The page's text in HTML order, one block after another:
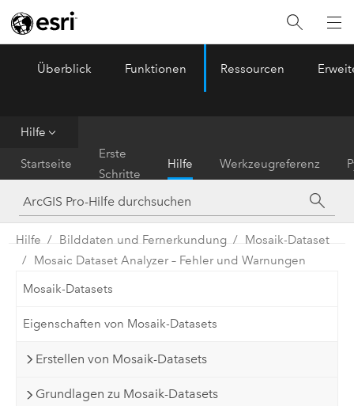
ArcGIS Pro
Überblick Funktionen Ressourcen
Hilfe
Startseite
Erste
Schritte
Hilfe Werkzeugreferenz
Hilfe Bilddaten und Fernerkundung
Mosaik-Dataset
Mosaic Dataset Analyzer – Fehler und Warnungen
Mosaik-Datasets
Eigenschaften von Mosaik-Datasets
Erstellen von Mosaik-Datasets
Grundlagen zu Mosaik-Datasets